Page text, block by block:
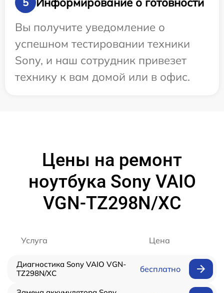
Вы получите уведомление о
успешном тестировании техники
Sony, и наш сотрудник привезет
технику к вам домой или в офис.
Цены на ремонт
ноутбука Sony VAIO
VGN-TZ298N/XC
Услуга Цена
Диагностика Sony VAIO VGN-
TZ298N/XC
бесплатно